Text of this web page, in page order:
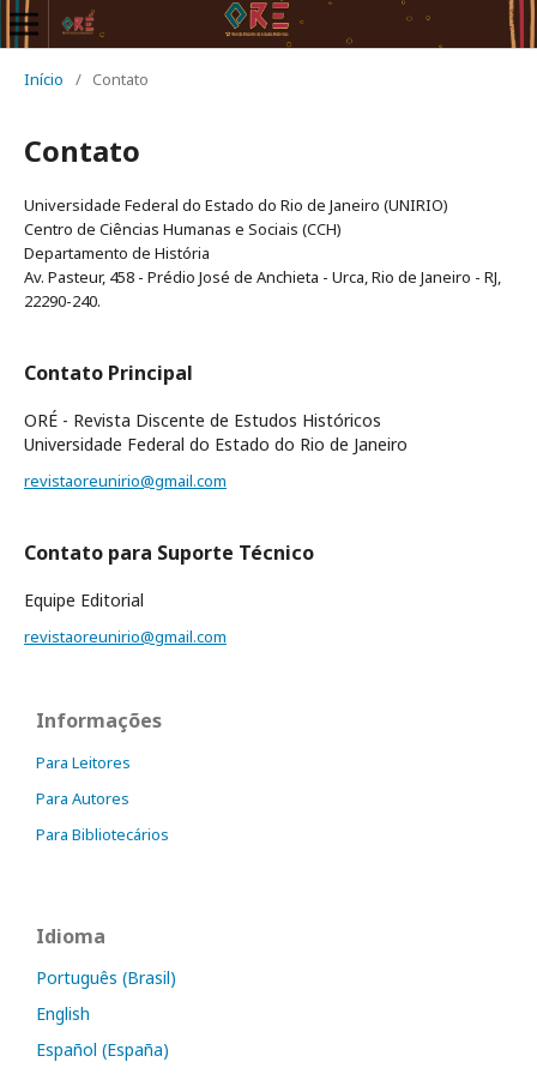
Início / Contato
Contato
Universidade Federal do Estado do Rio de Janeiro (UNIRIO)
Centro de Ciências Humanas e Sociais (CCH)
Departamento de História
Av. Pasteur, 458 - Prédio José de Anchieta - Urca, Rio de Janeiro - RJ,
22290-240.
Contato Principal
ORÉ - Revista Discente de Estudos Históricos
Universidade Federal do Estado do Rio de Janeiro
revistaoreunirio@gmail.com
Contato para Suporte Técnico
Equipe Editorial
revistaoreunirio@gmail.com
Informações
Para Leitores
Para Autores
Para Bibliotecários
Idioma
Português (Brasil)
English
Español (España)